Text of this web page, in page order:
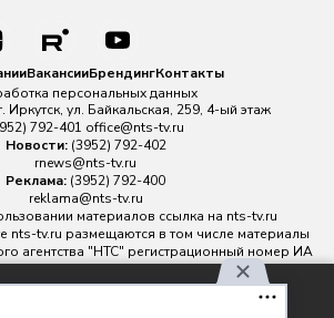
ВакансииБрендингКонтакты
персональных данных
Иркутск, ул. Байкальская, 259, 4-ый этаж
792-401 office@nts-tv.ru
Новости: (3952) 792-402
rnews@nts-tv.ru
Реклама: (3952) 792-400
reklama@nts-tv.ru
материалов ссылка на nts-tv.ru
nts-tv.ru размещаются в том числе материалы
агентства "НТС" регистрационный номер ИА
Федеральной службой по
информационных технологий и массовых